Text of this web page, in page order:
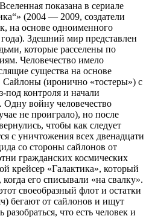
показана в сериале
(2004 — 2009, создатели
на основе одноименного
Здешний мир представлен
которые расселены по
Человечество имело
существа на основе
Сайлоны (иронично «тостеры») с
под контроля и начали
Одну войну человечество
не проиграло), но после
чтобы как следует
с уничтожения всех двенадцати
со стороны сайлонов от
гражданских космических
крейсер «Галактика», который
его списывали «на свалку».
своеобразный флот и остатки
бегают от сайлонов и ищут
что есть человек и